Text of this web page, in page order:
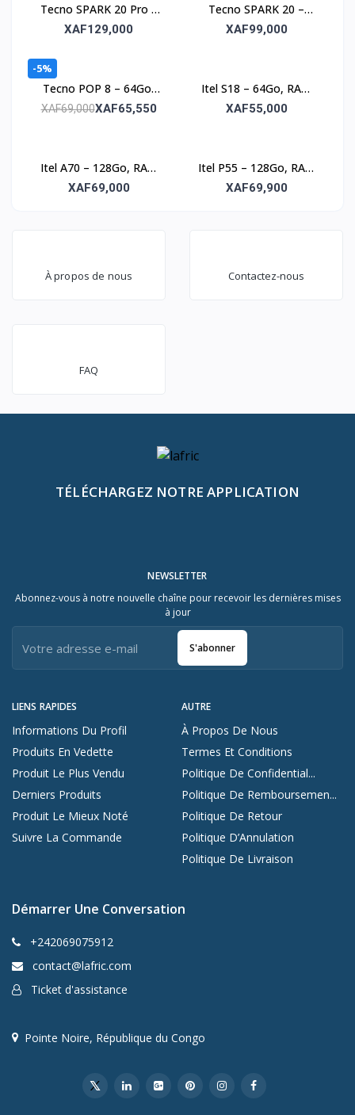
Tecno SPARK 20 Pro –
256Go, RAM 8Go, écran
XAF129,000
Tecno SPARK 20 –
128Go, RAM 8Go, écran
XAF99,000
-5%
Tecno POP 8 – 64Go,
RAM 3Go, écran 6.6’’
XAF69,000XAF65,550
Itel S18 – 64Go, RAM
4Go, Photo 8MP, écran
XAF55,000
Itel A70 – 128Go, RAM
8Go, écran 6.6’’
XAF69,000
Itel P55 – 128Go, RAM
4Go, écran 6.6’’
XAF69,900
À propos de nous Contactez-nous
FAQ
TÉLÉCHARGEZ NOTRE APPLICATION
LIENS RAPIDES
Informations Du Profil
Produits En Vedette
Produit Le Plus Vendu
Derniers Produits
Produit Le Mieux Noté
Suivre La Commande
AUTRE
À Propos De Nous
Termes Et Conditions
Politique De Confidential...
Politique De Remboursemen...
Politique De Retour
Politique D’Annulation
Politique De Livraison
NEWSLETTER
Abonnez-vous à notre nouvelle chaîne pour recevoir les dernières mises
à jour
S'abonner
Démarrer Une Conversation
+242069075912
contact@lafric.com
Ticket d'assistance
Pointe Noire, République du Congo